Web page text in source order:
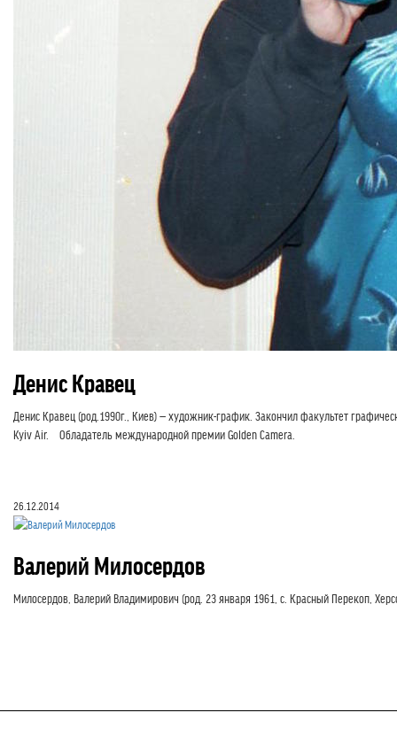
Денис Кравец
Денис Кравец (род.1990г., Киев) — художник-график. Закончил факультет
Kyiv Air. Обладатель международной премии Golden Camera.
26.12.2014
Валерий Милосердов
Милосердов, Валерий Владимирович (род. 23 января 1961, с. Красный Перекоп,